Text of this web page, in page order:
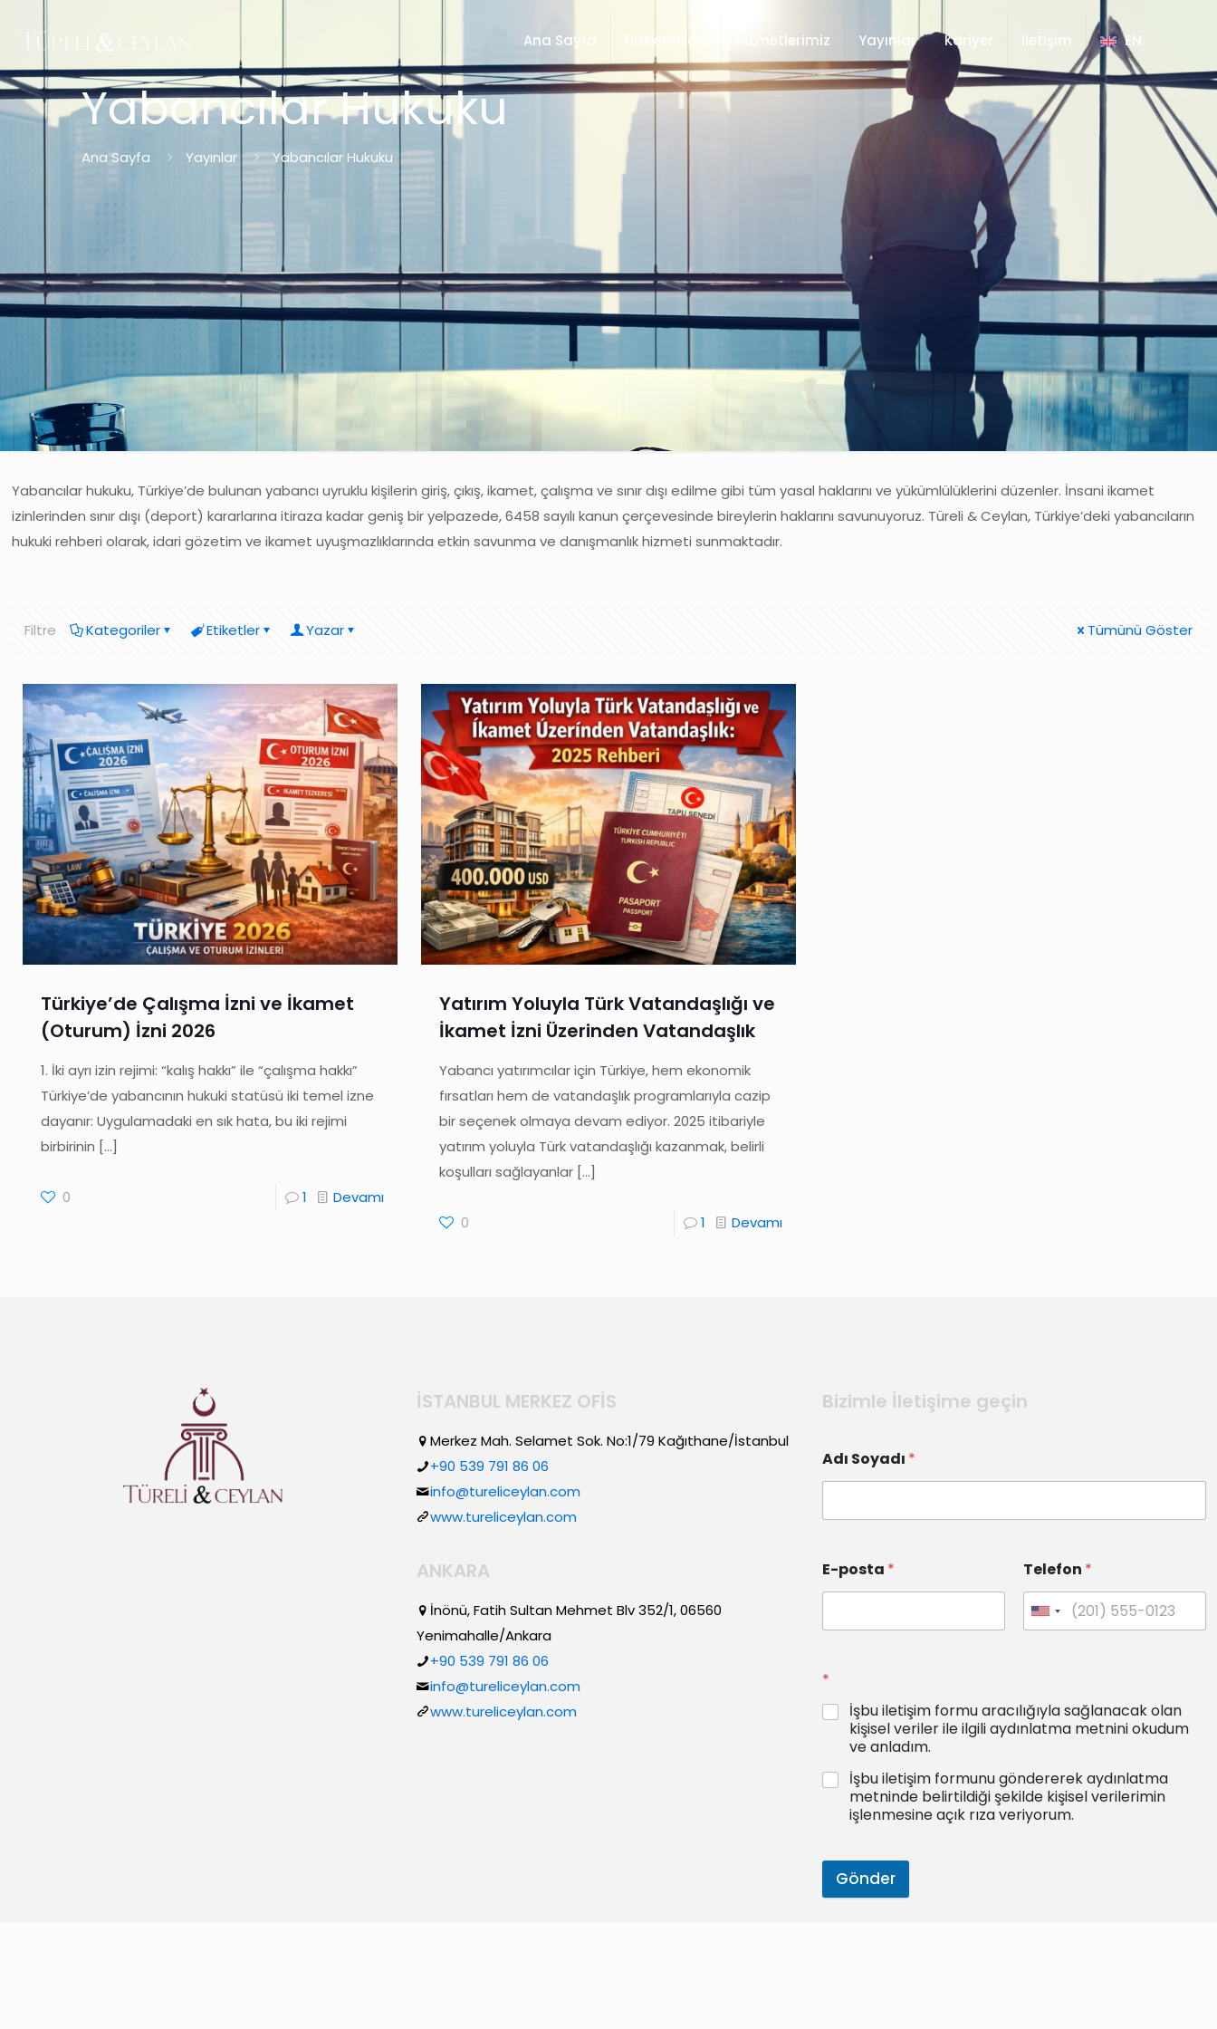
Ana Sayfa Hakkımızda Hizmetlerimiz Yayınlar Kariyer İletişim EN
Yabancılar Hukuku
Ana Sayfa Yayınlar Yabancılar Hukuku
Yabancılar hukuku, Türkiye’de bulunan yabancı uyruklu kişilerin giriş, çıkış, ikamet, çalışma ve sınır dışı edilme gibi tüm yasal haklarını ve yükümlülüklerini düzenler. İnsani ikamet
izinlerinden sınır dışı (deport) kararlarına itiraza kadar geniş bir yelpazede, 6458 sayılı kanun çerçevesinde bireylerin haklarını savunuyoruz. Türeli & Ceylan, Türkiye’deki yabancıların
hukuki rehberi olarak, idari gözetim ve ikamet uyuşmazlıklarında etkin savunma ve danışmanlık hizmeti sunmaktadır.
Filtre Kategoriler Etiketler Yazar Tümünü Göster
Türkiye’de Çalışma İzni ve İkamet
(Oturum) İzni 2026
1. İki ayrı izin rejimi: “kalış hakkı” ile “çalışma hakkı”
Türkiye’de yabancının hukuki statüsü iki temel izne
dayanır: Uygulamadaki en sık hata, bu iki rejimi
birbirinin […]
0 1 Devamı
Yatırım Yoluyla Türk Vatandaşlığı ve
İkamet İzni Üzerinden Vatandaşlık
Yabancı yatırımcılar için Türkiye, hem ekonomik
fırsatları hem de vatandaşlık programlarıyla cazip
bir seçenek olmaya devam ediyor. 2025 itibariyle
yatırım yoluyla Türk vatandaşlığı kazanmak, belirli
koşulları sağlayanlar […]
0 1 Devamı
İSTANBUL MERKEZ OFİS
Merkez Mah. Selamet Sok. No:1/79 Kağıthane/İstanbul
+90 539 791 86 06
info@tureliceylan.com
www.tureliceylan.com
ANKARA
İnönü, Fatih Sultan Mehmet Blv 352/1, 06560
Yenimahalle/Ankara
+90 539 791 86 06
info@tureliceylan.com
www.tureliceylan.com
Bizimle İletişime geçin
Adı Soyadı *
E-posta * Telefon *
*
İşbu iletişim formu aracılığıyla sağlanacak olan
kişisel veriler ile ilgili aydınlatma metnini okudum
ve anladım.
İşbu iletişim formunu göndererek aydınlatma
metninde belirtildiği şekilde kişisel verilerimin
işlenmesine açık rıza veriyorum.
Gönder